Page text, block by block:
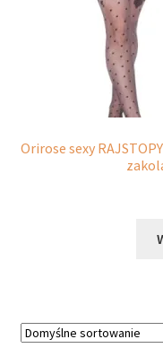
Orirose sexy